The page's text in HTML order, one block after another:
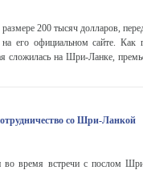
200 тысяч долларов,
на его официальном сайте.
сложилась на Шри-Ланке,
со Шри-Ланкой
время встречи с послом